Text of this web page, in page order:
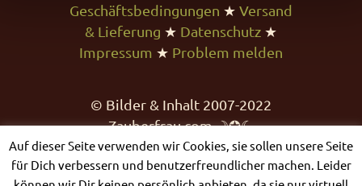
Geschäftsbedingungen ★ Versand
& Lieferung ★ Datenschutz ★
Impressum ★ Problem melden
© Bilder & Inhalt 2007-2022
Zauberfrau.com ☽✪☾
Auf dieser Seite verwenden wir Cookies, sie sollen unsere Seite
für Dich verbessern und benutzerfreundlicher machen. Leider